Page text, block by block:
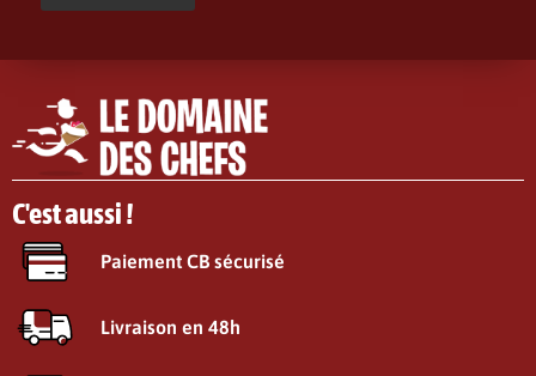
C'est aussi !
Paiement CB sécurisé
Livraison en 48h